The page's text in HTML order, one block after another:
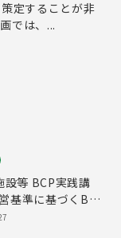
定することが非
では、...
設等 BCP実践講
基準に基づくBCP
都】